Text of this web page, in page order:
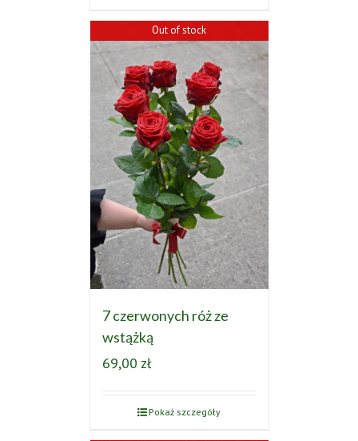
Out of stock
7 czerwonych róż ze
wstążką
69,00 zł
Pokaż szczegóły